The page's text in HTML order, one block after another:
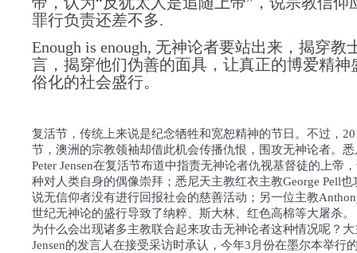
罪行负责还差不多.
Enough is enough, 无神论者要站出来，揭穿教
言，揭穿他们伪善的面具，让真正的博爱精神
俗化的社会盛行。
复活节，传统上来说是纪念牺牲和宽恕精神的节日。不过，
节，澳洲的宗教领袖却借此机会传播仇恨，围攻无神论者。
Peter Jensen在复活节布道中指责无神论者仇视基督徒的上帝
种对人类自身的偶像崇拜；悉尼天主教红衣主教George Pell
说无信仰者没有进行回报社会的慈善活动；另一位主教
世纪无神论的盛行导致了纳粹、斯大林、红色高棉等大屠杀。
为什么会出现诸多主教联合起来攻击无神论者这种情况呢？大
Jensen的发言人在接受采访时承认，今年3月份在墨尔本举行